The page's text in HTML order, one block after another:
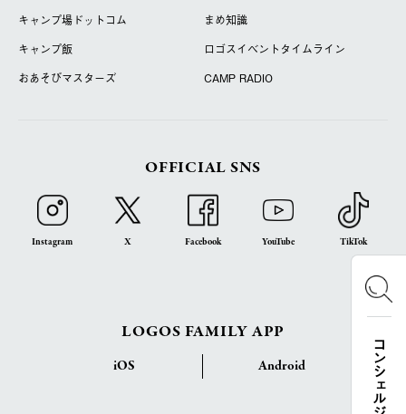
キャンプ場ドットコム
まめ知識
キャンプ飯
ロゴスイベントタイムライン
おあそびマスターズ
CAMP RADIO
OFFICIAL SNS
Instagram X Facebook YouTube TikTok
LOGOS FAMILY APP
iOS Android